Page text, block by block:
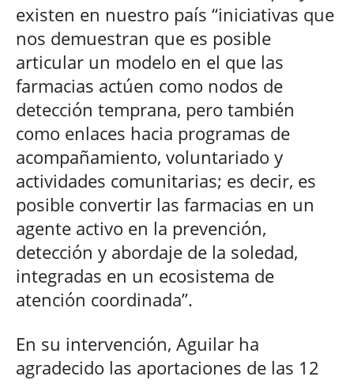
existen en nuestro país “iniciativas que
nos demuestran que es posible
articular un modelo en el que las
farmacias actúen como nodos de
detección temprana, pero también
como enlaces hacia programas de
acompañamiento, voluntariado y
actividades comunitarias; es decir, es
posible convertir las farmacias en un
agente activo en la prevención,
detección y abordaje de la soledad,
integradas en un ecosistema de
atención coordinada”.
En su intervención, Aguilar ha
agradecido las aportaciones de las 12